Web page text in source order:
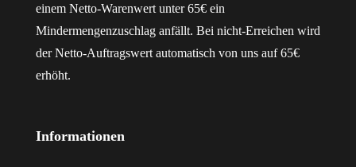
einem Netto-Warenwert unter 65€ ein
Mindermengenzuschlag anfällt. Bei nicht-Erreichen wird
der Netto-Auftragswert automatisch von uns auf 65€
erhöht.
Informationen